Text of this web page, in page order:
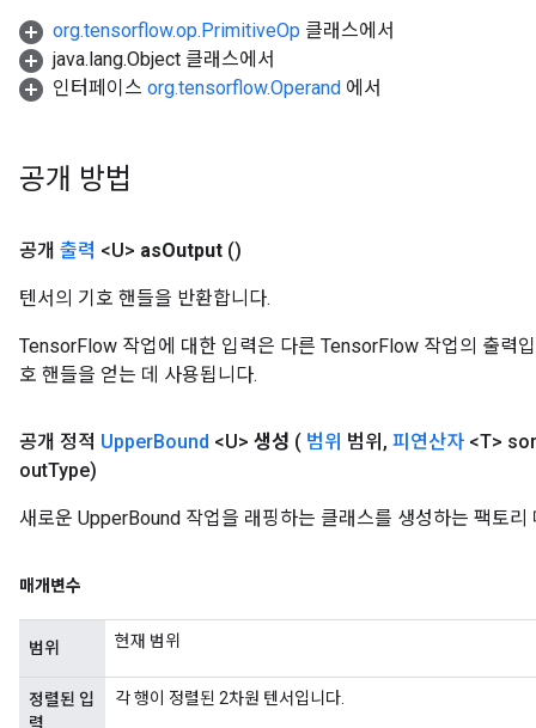
org.tensorflow.op.PrimitiveOp 클래스에서
java.lang.Object 클래스에서
인터페이스 org.tensorflow.Operand 에서
공개 방법
공개 출력 <U> asOutput ()
텐서의 기호 핸들을 반환합니다.
TensorFlow 작업에 대한 입력은 다른 TensorFlow 작업의 출력
호 핸들을 얻는 데 사용됩니다.
공개 정적 UpperBound <U> 생성 ( 범위 범위 , 피연산자 <T>
outType)
새로운 UpperBound 작업을 래핑하는 클래스를 생성하는 팩토리
매개변수
범위 현재 범위
정렬된 입
력
각 행이 정렬된 2차원 텐서입니다.